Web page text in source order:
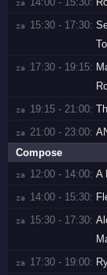
za
za 15:30 - 17:30:
za 17:30 - 19:15:
za 19:15 - 21:00:
za 21:00 - 23:00:
Compose
za 12:00 - 14:00: A
za 14:00 - 15:30:
za 15:30 - 17:30:
za 17:30 - 19:00: